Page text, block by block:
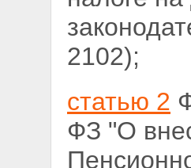
2102);
статью 2
ФЗ "О